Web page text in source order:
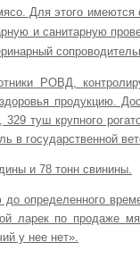
Для этого
и санитарную
РОВД,
продукцию.
туш крупного
в государственной
и 78 тонн свинины.
определенного
ларек по продаже
у нее нет».